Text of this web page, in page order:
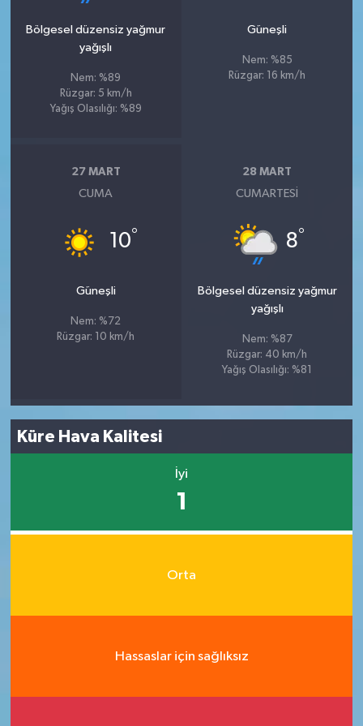
Bölgesel düzensiz yağmur
yağışlı
Nem: %89
Rüzgar: 5 km/h
Yağış Olasılığı: %89
Güneşli
Nem: %85
Rüzgar: 16 km/h
27 MART
CUMA
10°
Güneşli
Nem: %72
Rüzgar: 10 km/h
28 MART
CUMARTESI
8°
Bölgesel düzensiz yağmur
yağışlı
Nem: %87
Rüzgar: 40 km/h
Yağış Olasılığı: %81
Küre Hava Kalitesi
İyi
1
Orta
Hassaslar için sağlıksız